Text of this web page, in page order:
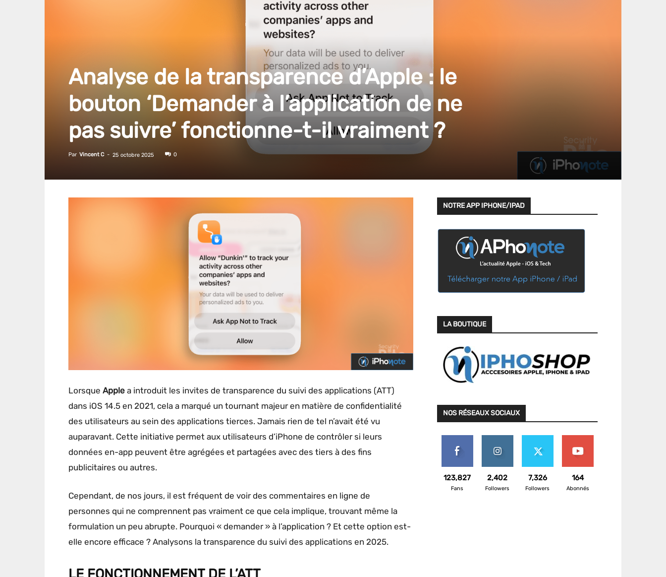
Analyse de la transparence d’Apple : le
bouton ‘Demander à l’application de ne
pas suivre’ fonctionne-t-il vraiment ?
Par Vincent C - 25 octobre 2025 0
Lorsque Apple a introduit les invites de transparence du suivi des applications (ATT)
dans iOS 14.5 en 2021, cela a marqué un tournant majeur en matière de confidentialité
des utilisateurs au sein des applications tierces. Jamais rien de tel n’avait été vu
auparavant. Cette initiative permet aux utilisateurs d’iPhone de contrôler si leurs
données en-app peuvent être agrégées et partagées avec des tiers à des fins
publicitaires ou autres.
Cependant, de nos jours, il est fréquent de voir des commentaires en ligne de
personnes qui ne comprennent pas vraiment ce que cela implique, trouvant même la
formulation un peu abrupte. Pourquoi « demander » à l’application ? Et cette option est-
elle encore efficace ? Analysons la transparence du suivi des applications en 2025.
NOTRE APP IPHONE/IPAD
LA BOUTIQUE
NOS RÉSEAUX SOCIAUX
123,827
Fans
2,402
Followers
7,326
Followers
164
Abonnés